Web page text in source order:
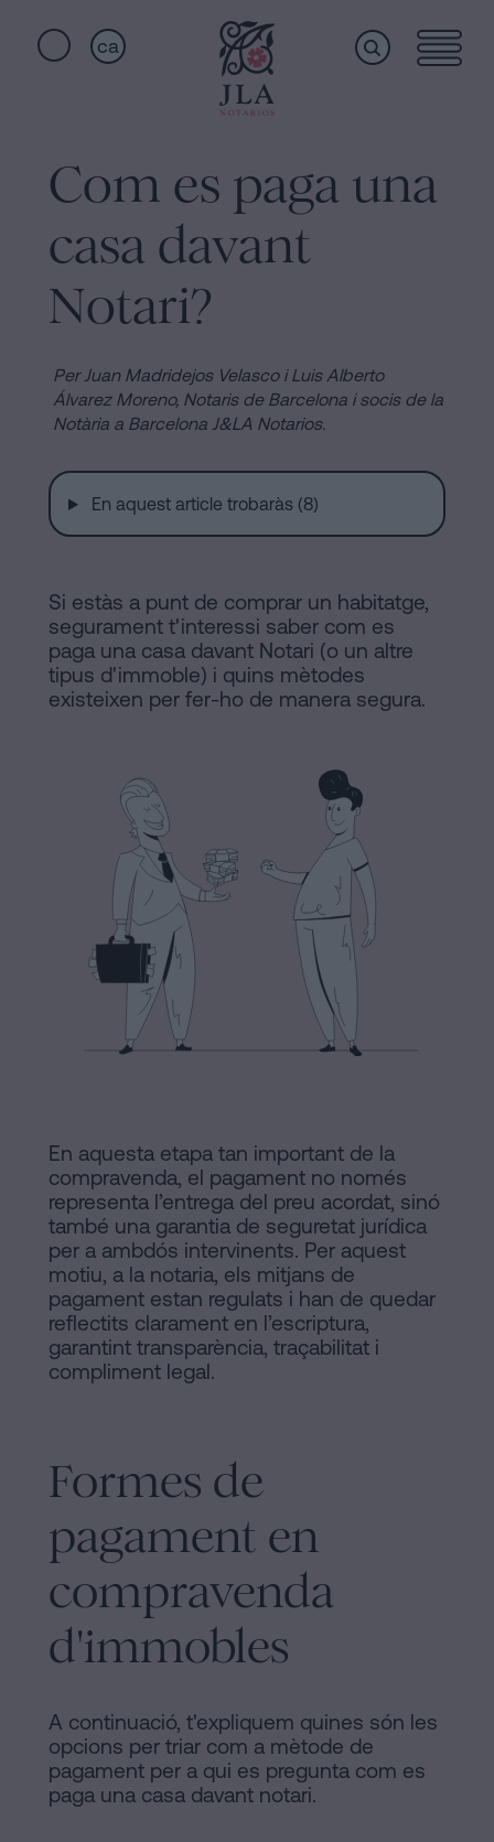
ca
Serveis
Qui
som
Instal·lacions
Notaria
en
línia
Blog
Contactar
Cookies
Manifest
Avis
Legal
Avis
Legal
nos
socials
ràpids
Jura
de
nacionalitat
a
Barcelona
Notaria
per
Acceptar
a
de
Compravenda
d’Inmmoble
a
Hipoteques
Dissolució
parella
Barcelona
Notaria
i
societats
Tramitar
una
herència
en
cinc
passos
signar
sense
d’habitabilitat?
Contactar
Com es paga una
casa davant
Notari?
Per Juan Madridejos Velasco i Luis Alberto
Álvarez Moreno, Notaris de Barcelona i socis de la
Notària a Barcelona J&LA Notarios.
En aquest article trobaràs (8)
Si estàs a punt de comprar un habitatge,
segurament t'interessi saber com es
paga una casa davant Notari (o un altre
tipus d'immoble) i quins mètodes
existeixen per fer-ho de manera segura.
En aquesta etapa tan important de la
compravenda, el pagament no només
representa l’entrega del preu acordat, sinó
també una garantia de seguretat jurídica
per a ambdós intervinents. Per aquest
motiu, a la notaria, els mitjans de
pagament estan regulats i han de quedar
reflectits clarament en l’escriptura,
garantint transparència, traçabilitat i
compliment legal.
Formes de
pagament en
compravenda
d'immobles
A continuació, t'expliquem quines són les
opcions per triar com a mètode de
pagament per a qui es pregunta com es
paga una casa davant notari.